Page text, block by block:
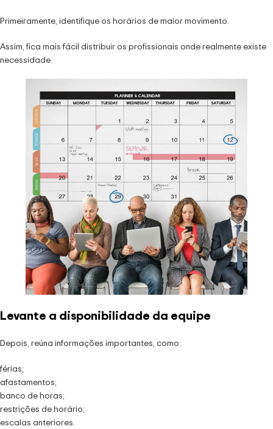
Primeiramente, identifique os horários de maior movimento.
Assim, fica mais fácil distribuir os profissionais onde realmente existe
necessidade.
Levante a disponibilidade da equipe
Depois, reúna informações importantes, como:
férias;
afastamentos;
banco de horas;
restrições de horário;
escalas anteriores.